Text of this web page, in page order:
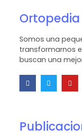
Ortopedia
Somos una
transformarnos
buscan una